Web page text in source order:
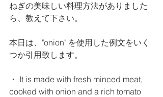
ねぎの美味しい料理方法がありました
ら、教えて下さい。
本日は、"onion" を使用した例文をいく
つか引用致します。
・ It is made with fresh minced meat,
cooked with onion and a rich tomato